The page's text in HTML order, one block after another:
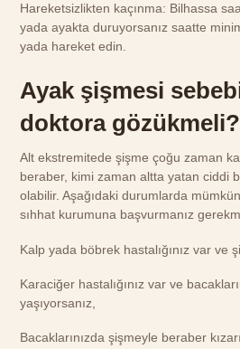
Hareketsizlikten kaçınma: Bilhassa
yada ayakta duruyorsanız saatte
yada hareket edin.
Ayak şişmesi
doktora gözükmeli?
Alt ekstremitede şişme çoğu zaman
beraber, kimi zaman altta yatan ciddi
olabilir. Aşağıdaki durumlarda
sıhhat kurumuna başvurmanız
Kalp yada böbrek hastalığınız var ve
Karaciğer hastalığınız var ve
yaşıyorsanız,
Bacaklarınızda şişmeyle beraber